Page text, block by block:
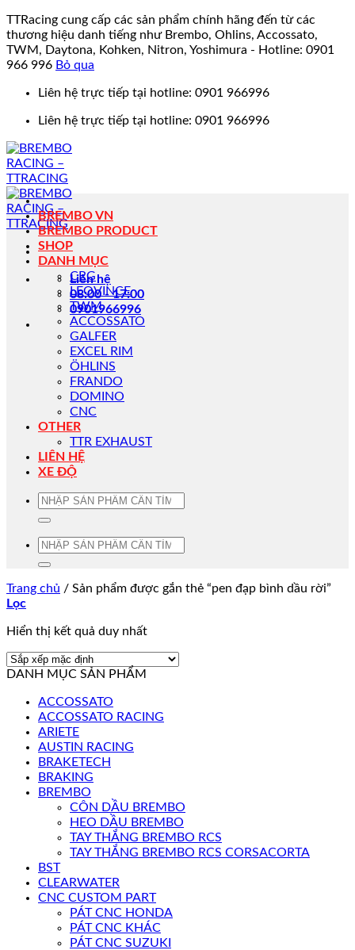
TTRacing cung cấp các sản phẩm chính hãng đến từ các
thương hiệu danh tiếng như Brembo, Ohlins, Accossato,
TWM, Daytona, Kohken, Nitron, Yoshimura - Hotline: 0901
966 996 Bỏ qua
Liên hệ trực tiếp tại hotline: 0901 966996
Liên hệ trực tiếp tại hotline: 0901 966996
Liên hệ
08:00 - 17:00
0901966996
BREMBO VN
BREMBO PRODUCT
SHOP
DANH MỤC
CRG
LEOVINCE
TWM
ACCOSSATO
GALFER
EXCEL RIM
ÖHLINS
FRANDO
DOMINO
CNC
OTHER
TTR EXHAUST
LIÊN HỆ
XE ĐỘ
Tìm
Tìm
Trang chủ / Sản phẩm được gắn thẻ “pen đạp bình dầu rời”
Lọc
Hiển thị kết quả duy nhất
DANH MỤC SẢN PHẨM
ACCOSSATO
ACCOSSATO RACING
ARIETE
AUSTIN RACING
BRAKETECH
BRAKING
BREMBO
CÔN DẦU BREMBO
HEO DẦU BREMBO
TAY THẮNG BREMBO RCS
TAY THẮNG BREMBO RCS CORSACORTA
BST
CLEARWATER
CNC CUSTOM PART
PÁT CNC HONDA
PÁT CNC KHÁC
PÁT CNC SUZUKI